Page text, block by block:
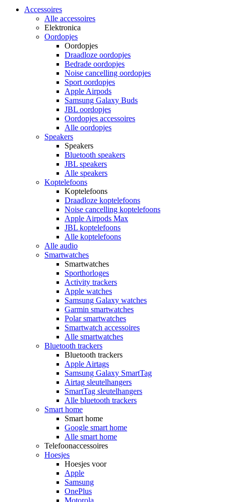
Accessoires
Alle accessoires
Elektronica
Oordopjes
Oordopjes
Draadloze oordopjes
Bedrade oordopjes
Noise cancelling oordopjes
Sport oordopjes
Apple Airpods
Samsung Galaxy Buds
JBL oordopjes
Oordopjes accessoires
Alle oordopjes
Speakers
Speakers
Bluetooth speakers
JBL speakers
Alle speakers
Koptelefoons
Koptelefoons
Draadloze koptelefoons
Noise cancelling koptelefoons
Apple Airpods Max
JBL koptelefoons
Alle koptelefoons
Alle audio
Smartwatches
Smartwatches
Sporthorloges
Activity trackers
Apple watches
Samsung Galaxy watches
Garmin smartwatches
Polar smartwatches
Smartwatch accessoires
Alle smartwatches
Bluetooth trackers
Bluetooth trackers
Apple Airtags
Samsung Galaxy SmartTag
Airtag sleutelhangers
SmartTag sleutelhangers
Alle bluetooth trackers
Smart home
Smart home
Google smart home
Alle smart home
Telefoonaccessoires
Hoesjes
Hoesjes voor
Apple
Samsung
OnePlus
Motorola